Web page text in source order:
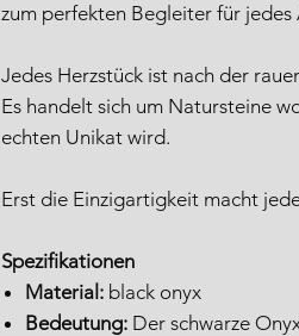
zum perfekten Begleiter für
Jedes Herzstück ist nach der
Es handelt sich um Natursteine
echten Unikat wird.
Erst die Einzigartigkeit macht
Spezifikationen
Material: black onyx
Bedeutung: Der schwarze